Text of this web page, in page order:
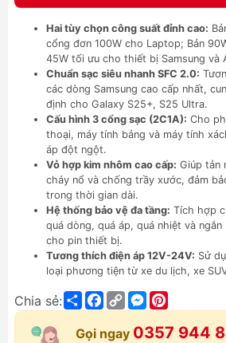
Hai tùy chọn công suất đỉnh cao:
cổng đơn 100W cho Laptop; Bản
45W tối ưu cho thiết bị Samsung và
Chuẩn sạc siêu nhanh SFC 2.0:
các dòng Samsung cao cấp nhất,
định cho Galaxy S25+, S25 Ultra.
Cấu hình 3 cổng sạc (2C1A): Cho
thoại, máy tính bảng và máy tính
áp đột ngột.
Vỏ hợp kim nhôm cao cấp: Giúp tản
cháy nổ và chống trầy xước, đảm
trong thời gian dài.
Hệ thống bảo vệ đa tầng: Tích hợp
quá dòng, quá áp, quá nhiệt và
cho pin thiết bị.
Tương thích điện áp 12V-24V: Sử
loại phương tiện từ xe du lịch, xe
Chia sẻ: ShareFacebook
Copy
Link
Messenger
Gọi ngay 0357 944